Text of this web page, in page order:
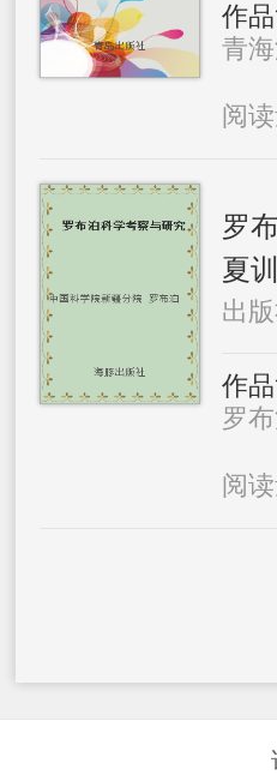
作
青
阅
罗
夏
出
作
罗
阅